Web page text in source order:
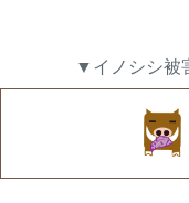
メルマガ登録
▼イノシシ被